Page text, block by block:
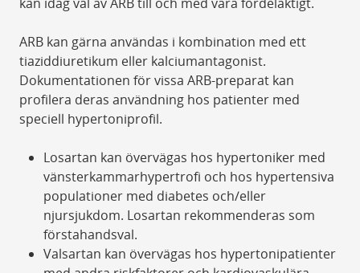
kan idag val av ARB till och med vara fördelaktigt.
ARB kan gärna användas i kombination med ett
tiaziddiuretikum eller kalciumantagonist.
Dokumentationen för vissa ARB-preparat kan
profilera deras användning hos patienter med
speciell hypertoniprofil.
Losartan kan övervägas hos hypertoniker med
vänsterkammarhypertrofi och hos hypertensiva
populationer med diabetes och/eller
njursjukdom. Losartan rekommenderas som
förstahandsval.
Valsartan kan övervägas hos hypertonipatienter